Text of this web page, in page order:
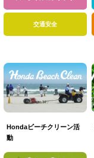
交通安全
Hondaビーチクリーン活
動